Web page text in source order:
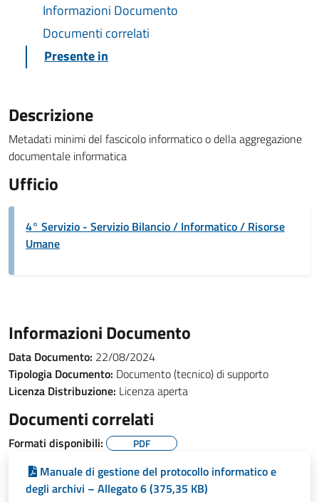
Informazioni Documento
Documenti correlati
Presente in
Descrizione
Metadati minimi del fascicolo informatico o della aggregazione
documentale informatica
Ufficio
4° Servizio - Servizio Bilancio / Informatico / Risorse
Umane
Informazioni Documento
Data Documento: 22/08/2024
Tipologia Documento: Documento (tecnico) di supporto
Licenza Distribuzione: Licenza aperta
Documenti correlati
Formati disponibili: PDF
Manuale di gestione del protocollo informatico e
degli archivi – Allegato 6 (375,35 KB)